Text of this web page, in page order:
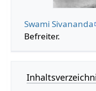
Swami Sivananda
Befreiter.